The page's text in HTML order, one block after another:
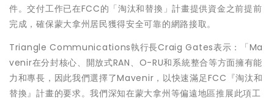
件。交付工作已在FCC的「淘汰和替換」計畫提供資金之前提前
完成，確保蒙大拿州居民獲得安全可靠的網路接取。
Triangle Communications執行長Craig Gates表示：「Ma
venir在分封核心、開放式RAN、O-RU和系統整合等方面擁有能
力和專長，因此我們選擇了Mavenir，以快速滿足FCC『淘汰和
替換』計畫的要求。我們深知在蒙大拿州等偏遠地區推展此項工